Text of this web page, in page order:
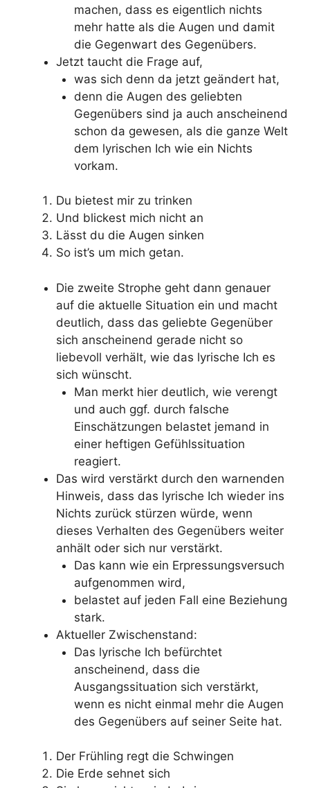
machen, dass es eigentlich nichts
mehr hatte als die Augen und damit
die Gegenwart des Gegenübers.
Jetzt taucht die Frage auf,
was sich denn da jetzt geändert hat,
denn die Augen des geliebten
Gegenübers sind ja auch anscheinend
schon da gewesen, als die ganze Welt
dem lyrischen Ich wie ein Nichts
vorkam.
Du bietest mir zu trinken
Und blickest mich nicht an
Lässt du die Augen sinken
So ist’s um mich getan.
Die zweite Strophe geht dann genauer
auf die aktuelle Situation ein und macht
deutlich, dass das geliebte Gegenüber
sich anscheinend gerade nicht so
liebevoll verhält, wie das lyrische Ich es
sich wünscht.
Man merkt hier deutlich, wie verengt
und auch ggf. durch falsche
Einschätzungen belastet jemand in
einer heftigen Gefühlssituation
reagiert.
Das wird verstärkt durch den warnenden
Hinweis, dass das lyrische Ich wieder ins
Nichts zurück stürzen würde, wenn
dieses Verhalten des Gegenübers weiter
anhält oder sich nur verstärkt.
Das kann wie ein Erpressungsversuch
aufgenommen wird,
belastet auf jeden Fall eine Beziehung
stark.
Aktueller Zwischenstand:
Das lyrische Ich befürchtet
anscheinend, dass die
Ausgangssituation sich verstärkt,
wenn es nicht einmal mehr die Augen
des Gegenübers auf seiner Seite hat.
Der Frühling regt die Schwingen
Die Erde sehnet sich